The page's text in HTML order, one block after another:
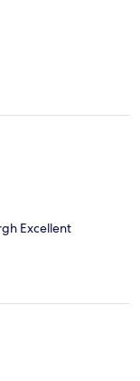
Excellent